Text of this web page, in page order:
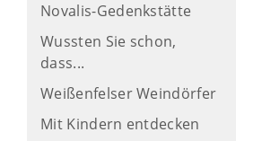
Novalis-Gedenkstätte
Wussten Sie schon,
dass...
Weißenfelser Weindörfer
Mit Kindern entdecken